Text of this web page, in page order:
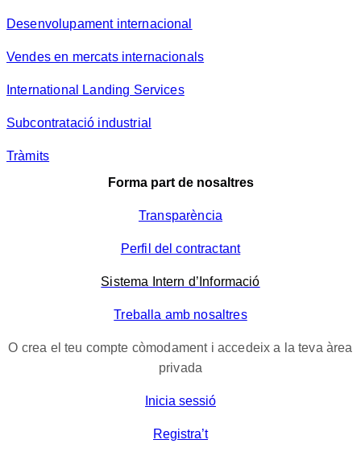
Desenvolupament internacional
Vendes en mercats internacionals
International Landing Services
Subcontratació industrial
Tràmits
Forma part de nosaltres
Transparència
Perfil del contractant
Sistema Intern d’Informació
Treballa amb nosaltres
O crea el teu compte còmodament i accedeix a la teva àrea
privada
Inicia sessió
Registra’t